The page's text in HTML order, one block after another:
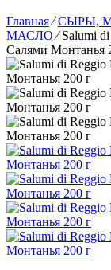
Главная⁄СЫРЫ,
МАСЛО ⁄ Salumi
Салями Монтанья